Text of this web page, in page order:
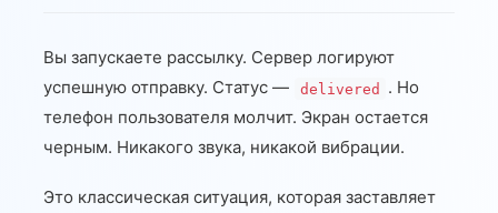
Вы запускаете рассылку. Сервер логируют
успешную отправку. Статус —
delivered
. Но
телефон пользователя молчит. Экран остается
черным. Никакого звука, никакой вибрации.
Это классическая ситуация, которая заставляет